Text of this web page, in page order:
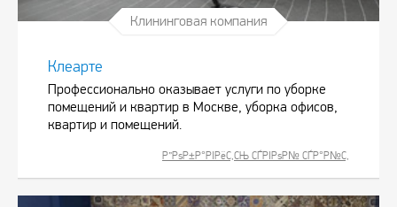
Клининговая компания
Клеарте
Профессионально оказывает услуги по уборке
помещений и квартир в Москве, уборка офисов,
квартир и помещений.
Р”РѕР±Р°РІРёС‚СЊ СЃРІРѕР№ СЃР°Р№С‚